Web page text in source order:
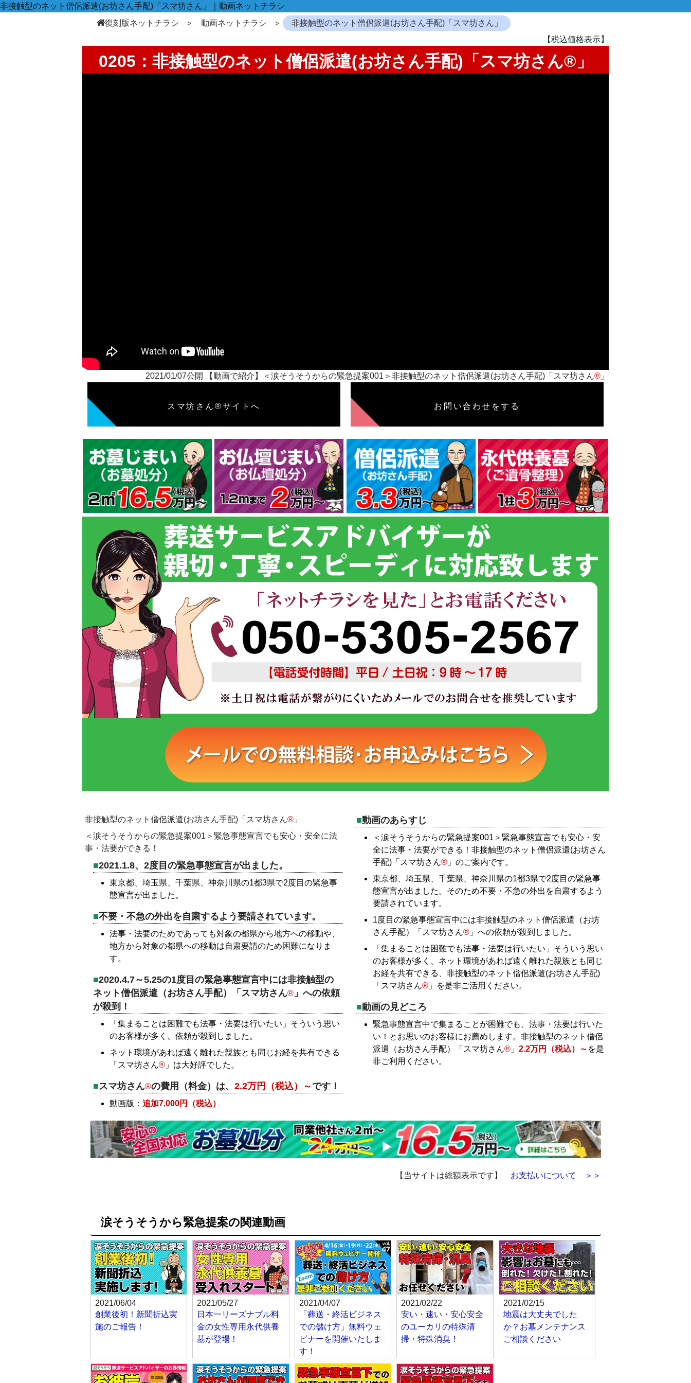
非接触型のネット僧侶派遣(お坊さん手配)「スマ坊さん」｜動画ネットチラシ
復刻版ネットチラシ
動画ネットチラシ
非接触型のネット僧侶派遣(お坊さん手配)「スマ坊さん」
【税込価格表示】
0205：非接触型のネット僧侶派遣(お坊さん手配)「スマ坊さん®」
2021/01/07公開 【動画で紹介】＜涙そうそうからの緊急提案001＞非接触型のネット僧侶派遣(お坊さん手配)「スマ坊さん® 」
スマ坊さん®サイトへ お問い合わせをする
非接触型のネット僧侶派遣(お坊さん手配)「スマ坊さん® 」
＜涙そうそうからの緊急提案001＞緊急事態宣言でも安心・安全に法
事・法要ができる！
2021.1.8、2度目の緊急事態宣言が出ました。
東京都、埼玉県、千葉県、神奈川県の1都3県で2度目の緊急事
態宣言が出ました。
不要・不急の外出を自粛するよう要請されています。
法事・法要のためであっても対象の都県から地方への移動や、
地方から対象の都県への移動は自粛要請のため困難になりま
す。
2020.4.7～5.25の1度目の緊急事態宣言中には非接触型の
ネット僧侶派遣（お坊さん手配）「スマ坊さん® 」への依頼
が殺到！
「集まることは困難でも法事・法要は行いたい」そういう思い
のお客様が多く、依頼が殺到しました。
ネット環境があれば遠く離れた親族とも同じお経を共有できる
「スマ坊さん® 」は大好評でした。
スマ坊さん®の費用（料金）は、2.2万円（税込）～ です！
動画版：追加7,000円（税込）
動画のあらすじ
＜涙そうそうからの緊急提案001＞緊急事態宣言でも安心・安
全に法事・法要ができる！非接触型のネット僧侶派遣(お坊さん
手配)「スマ坊さん® 」のご案内です。
東京都、埼玉県、千葉県、神奈川県の1都3県で2度目の緊急事
態宣言が出ました。そのため不要・不急の外出を自粛するよう
要請されています。
1度目の緊急事態宣言中には非接触型のネット僧侶派遣（お坊
さん手配）「スマ坊さん® 」への依頼が殺到しました。
「集まることは困難でも法事・法要は行いたい」そういう思い
のお客様が多く、ネット環境があれば遠く離れた親族とも同じ
お経を共有できる、非接触型のネット僧侶派遣(お坊さん手配)
「スマ坊さん® 」を是非ご活用ください。
動画の見どころ
緊急事態宣言中で集まることが困難でも、法事・法要は行いた
い！とお思いのお客様にお薦めします。非接触型のネット僧侶
派遣（お坊さん手配）「スマ坊さん® 」2.2万円（税込）～ を是
非ご利用ください。
【当サイトは総額表示です】 お支払いについて ＞＞
涙そうそうから緊急提案の関連動画
2021/06/04
創業後初！新聞折込実
施のご報告！
2021/05/27
日本一リーズナブル料
金の女性専用永代供養
墓が登場！
2021/04/07
「葬送・終活ビジネス
での儲け方」無料ウェ
ビナーを開催いたしま
す！
2021/02/22
安い・速い・安心安全
のユーカリの特殊清
掃・特殊消臭！
2021/02/15
地震は大丈夫でした
か？お墓メンテナンス
ご相談ください